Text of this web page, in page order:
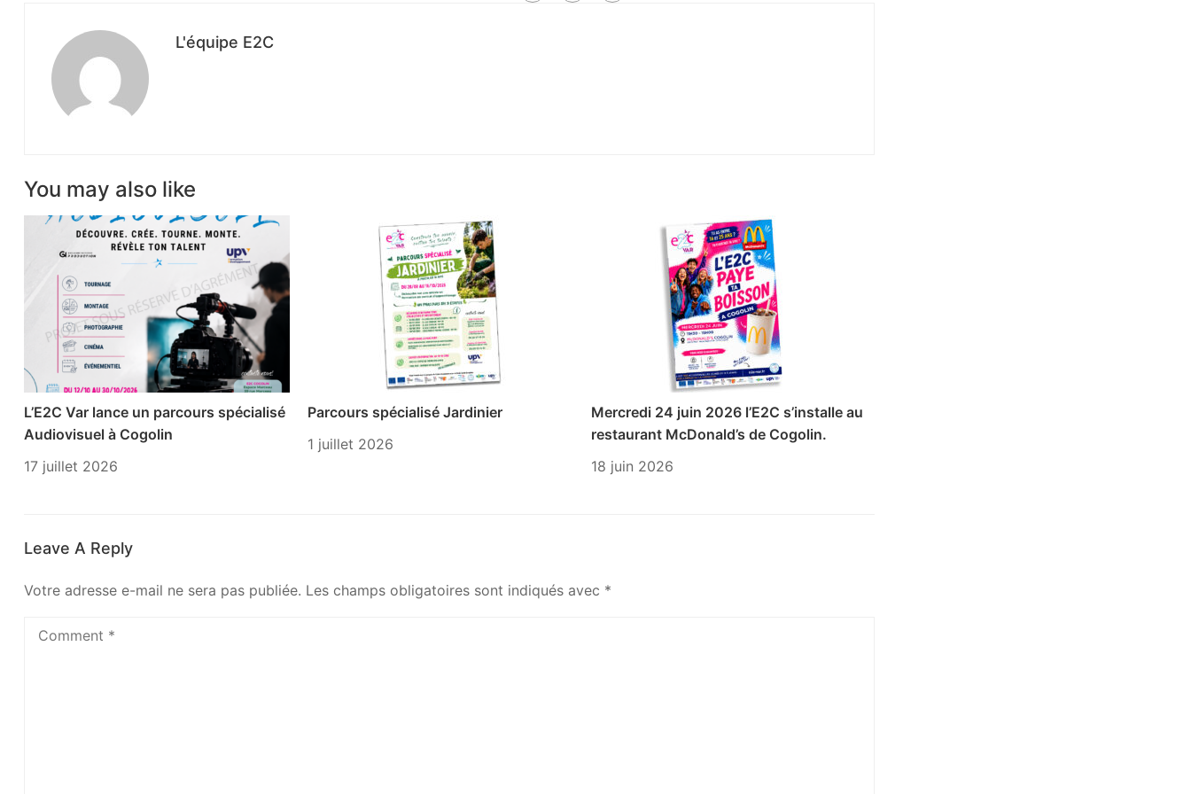
L'équipe E2C
You may also like
L’E2C Var lance un parcours spécialisé
Audiovisuel à Cogolin
17 juillet 2026
Parcours spécialisé Jardinier
1 juillet 2026
Mercredi 24 juin 2026 l’E2C s’installe au
restaurant McDonald’s de Cogolin.
18 juin 2026
Leave A Reply
Votre adresse e-mail ne sera pas publiée. Les champs obligatoires sont indiqués avec *